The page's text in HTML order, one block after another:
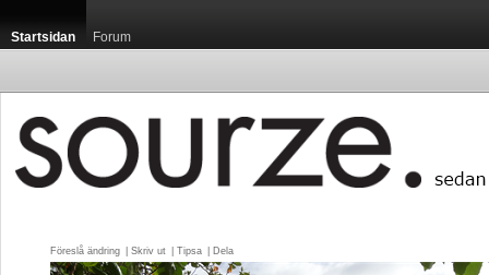
Startsidan Forum
Föreslå ändring Skriv ut Tipsa Dela